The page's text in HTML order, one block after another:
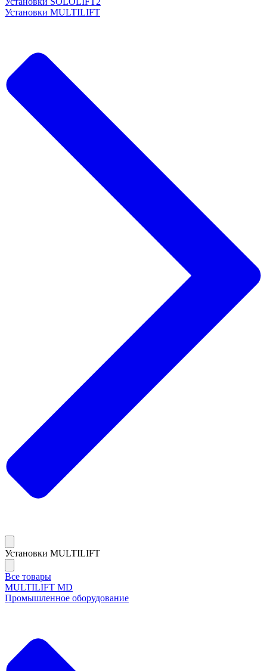
Установки MULTILIFT
Установки MULTILIFT
Все товары
MULTILIFT MD
Промышленное оборудование